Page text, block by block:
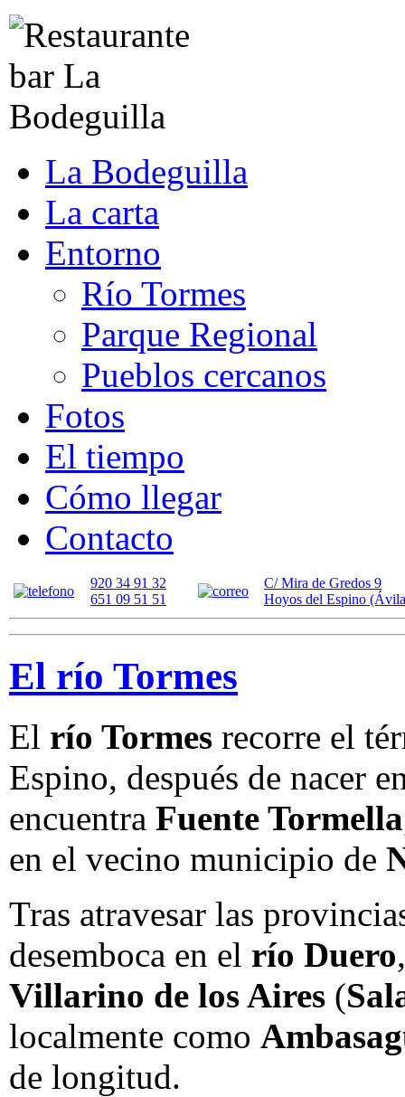
La Bodeguilla
La carta
Entorno
Río Tormes
Parque Regional
Pueblos cercanos
Fotos
El tiempo
Cómo llegar
Contacto
920 34 91 32
651 09 51 51
C/ Mira de Gredos 9
Hoyos del Espino
El río Tormes
El río Tormes recorre el
Espino, después de nacer
encuentra Fuente Tormella
en el vecino municipio de
Tras atravesar las
desemboca en el río Duero
Villarino de los Aires (
localmente como
de longitud.